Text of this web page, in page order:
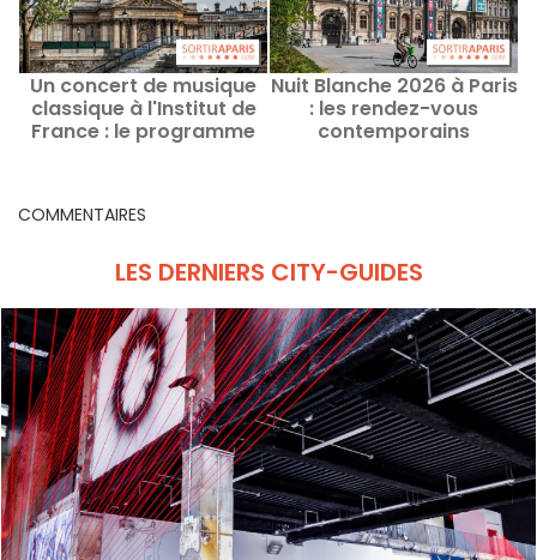
Un concert de musique
classique à l'Institut de
France : le programme
Nuit Blanche 2026 à Paris
: les rendez-vous
contemporains
COMMENTAIRES
LES DERNIERS CITY-GUIDES